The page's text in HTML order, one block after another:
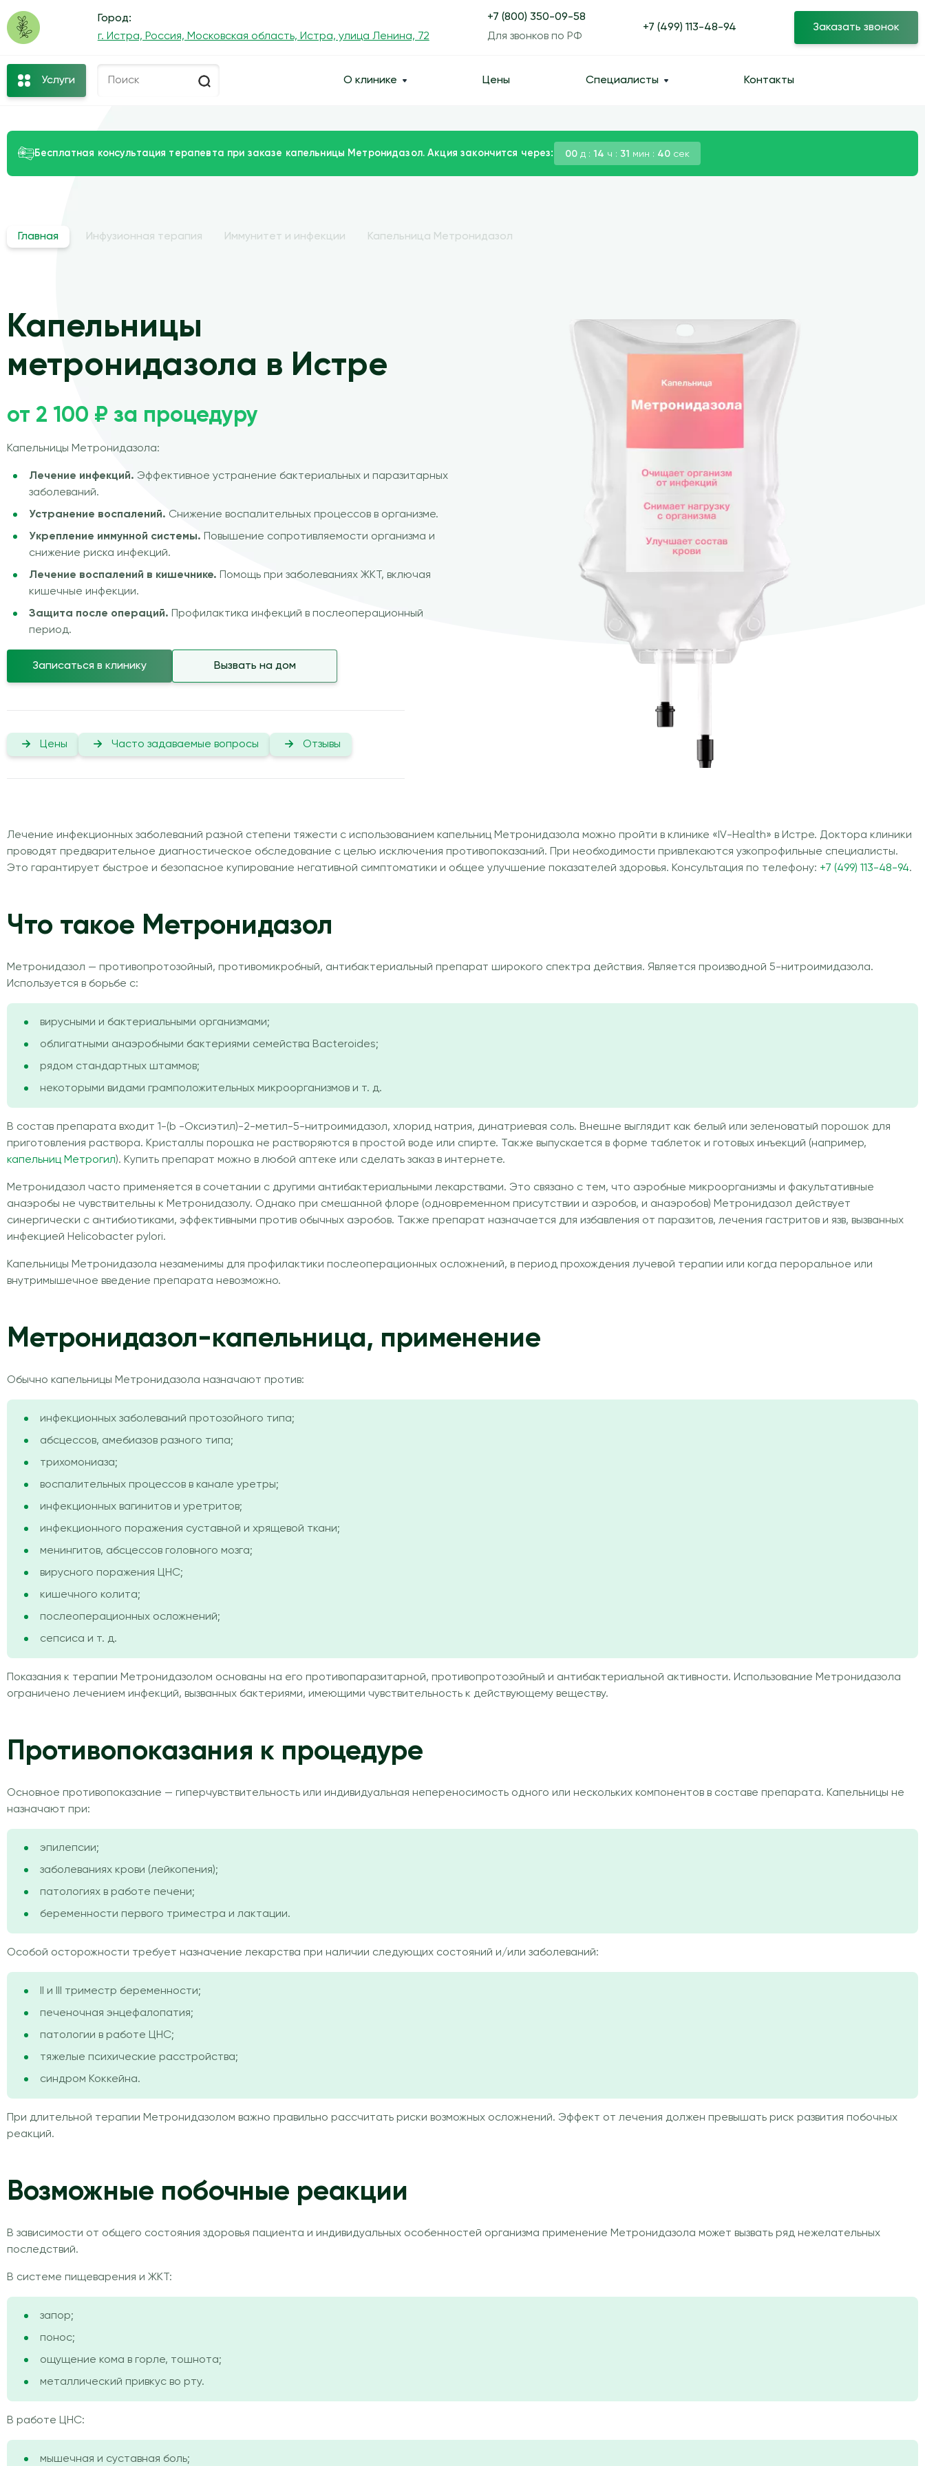
Город:
г. Истра, Россия, Московская область, Истра, улица Ленина, 72
+7 (800) 350-09-58
Для звонков по РФ
+7 (499) 113-48-94 Заказать звонок
Услуги О клинике Цены Специалисты Контакты
Бесплатная консультация терапевта при заказе капельницы Метронидазол. Акция закончится через: 00д : 14 ч : 31 мин : 39сек
Главная Инфузионная терапия Иммунитет и инфекции Капельница Метронидазол
Капельницы
метронидазола в Истре
от 2 100 ₽ за процедуру
Капельницы Метронидазола:
Лечение инфекций. Эффективное устранение бактериальных и паразитарных
заболеваний.
Устранение воспалений. Снижение воспалительных процессов в организме.
Укрепление иммунной системы. Повышение сопротивляемости организма и
снижение риска инфекций.
Лечение воспалений в кишечнике. Помощь при заболеваниях ЖКТ, включая
кишечные инфекции.
Защита после операций. Профилактика инфекций в послеоперационный
период.
Записаться в клинику Вызвать на дом
Цены Часто задаваемые вопросы Отзывы
Лечение инфекционных заболеваний разной степени тяжести с использованием капельниц Метронидазола можно пройти в клинике «IV-Health» в Истре. Доктора клиники
проводят предварительное диагностическое обследование с целью исключения противопоказаний. При необходимости привлекаются узкопрофильные специалисты.
Это гарантирует быстрое и безопасное купирование негативной симптоматики и общее улучшение показателей здоровья. Консультация по телефону: +7 (499) 113-48-94.
Что такое Метронидазол
Метронидазол — противопротозойный, противомикробный, антибактериальный препарат широкого спектра действия. Является производной 5-нитроимидазола.
Используется в борьбе c:
вирусными и бактериальными организмами;
облигатными анаэробными бактериями семейства Bacteroides;
рядом стандартных штаммов;
некоторыми видами грамположительных микроорганизмов и т. д.
В состав препарата входит 1-(b -Оксиэтил)-2-метил-5-нитроимидазол, хлорид натрия, динатриевая соль. Внешне выглядит как белый или зеленоватый порошок для
приготовления раствора. Кристаллы порошка не растворяются в простой воде или спирте. Также выпускается в форме таблеток и готовых инъекций (например,
капельниц Метрогил). Купить препарат можно в любой аптеке или сделать заказ в интернете.
Метронидазол часто применяется в сочетании с другими антибактериальными лекарствами. Это связано с тем, что аэробные микроорганизмы и факультативные
анаэробы не чувствительны к Метронидазолу. Однако при смешанной флоре (одновременном присутствии и аэробов, и анаэробов) Метронидазол действует
синергически с антибиотиками, эффективными против обычных аэробов. Также препарат назначается для избавления от паразитов, лечения гастритов и язв, вызванных
инфекцией Helicobacter pylori.
Капельницы Метронидазола незаменимы для профилактики послеоперационных осложнений, в период прохождения лучевой терапии или когда пероральное или
внутримышечное введение препарата невозможно.
Метронидазол-капельница, применение
Обычно капельницы Метронидазола назначают против:
инфекционных заболеваний протозойного типа;
абсцессов, амебиазов разного типа;
трихомониаза;
воспалительных процессов в канале уретры;
инфекционных вагинитов и уретритов;
инфекционного поражения суставной и хрящевой ткани;
менингитов, абсцессов головного мозга;
вирусного поражения ЦНС;
кишечного колита;
послеоперационных осложнений;
сепсиса и т. д.
Показания к терапии Метронидазолом основаны на его противопаразитарной, противопротозойный и антибактериальной активности. Использование Метронидазола
ограничено лечением инфекций, вызванных бактериями, имеющими чувствительность к действующему веществу.
Противопоказания к процедуре
Основное противопоказание — гиперчувствительность или индивидуальная непереносимость одного или нескольких компонентов в составе препарата. Капельницы не
назначают при:
эпилепсии;
заболеваниях крови (лейкопения);
патологиях в работе печени;
беременности первого триместра и лактации.
Особой осторожности требует назначение лекарства при наличии следующих состояний и/или заболеваний:
II и III триместр беременности;
печеночная энцефалопатия;
патологии в работе ЦНС;
тяжелые психические расстройства;
синдром Коккейна.
При длительной терапии Метронидазолом важно правильно рассчитать риски возможных осложнений. Эффект от лечения должен превышать риск развития побочных
реакций.
Возможные побочные реакции
В зависимости от общего состояния здоровья пациента и индивидуальных особенностей организма применение Метронидазола может вызвать ряд нежелательных
последствий.
В системе пищеварения и ЖКТ:
запор;
понос;
ощущение кома в горле, тошнота;
металлический привкус во рту.
В работе ЦНС:
мышечная и суставная боль;